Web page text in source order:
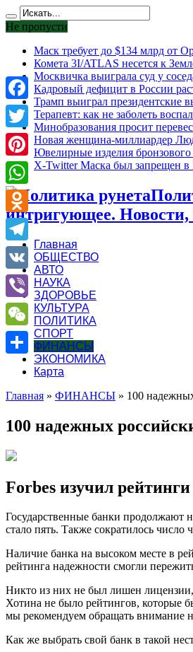
Не пропусти
Маск требует до $134 млрд от
Комета 3I/ATLAS несется к
Москвичка выиграла суд у
Кадровый дефицит в России
Трамп выиграл
Терапевт: как не заболеть
Минобразования просит
Новая женщина-миллиардер
Ювелирные изделия бронзового
X-Twitter Маска был запрещен в
интригующее. Новости,
Главная
ОБЩЕСТВО
АВТО
НАУКА
ЗДОРОВЬЕ
КУЛЬТУРА
ПОЛИТИКА
СПОРТ
ФИНАНСЫ
ЭКОНОМИКА
Карта
Главная » ФИНАНСЫ » 100
100 надежных
Forbes изучил
Государственные банки продолжают
стало пять. Также сократилось
Наличие банка на высоком месте в
рейтинга надежности смогли
Никто из них не был лишен лицензии,
Хотина не было рейтингов, которые
мы рекомендуем обращать внимание
Как же выбрать свой банк в такой
Facebook
Twitter
Pinterest
WhatsApp
Odnoklassniki
Telegram
VK
Viber
WeChat
Отправить